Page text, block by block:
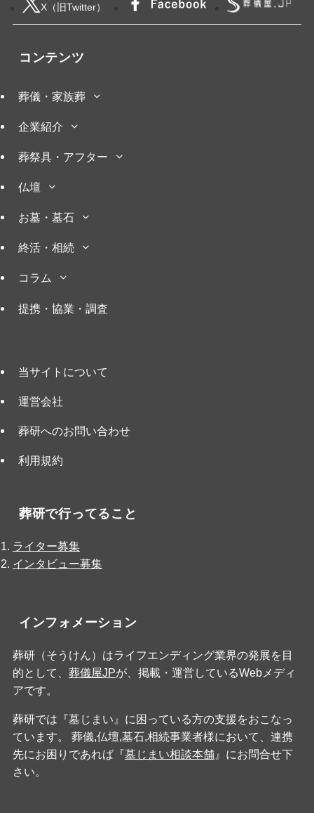
X（旧Twitter）
コンテンツ
葬儀・家族葬
企業紹介
葬祭具・アフター
仏壇
お墓・墓石
終活・相続
コラム
提携・協業・調査
当サイトについて
運営会社
葬研へのお問い合わせ
利用規約
葬研で行ってること
ライター募集
インタビュー募集
インフォメーション
葬研（そうけん）はライフエンディング業界の発展を目
的として、 葬儀屋JPが、掲載・運営しているWebメディ
アです。
葬研では『墓じまい』に困っている方の支援をおこなっ
ています。 葬儀,仏壇,墓石,相続事業者様において、連携
先にお困りであれば『墓じまい相談本舗』にお問合せ下
さい。